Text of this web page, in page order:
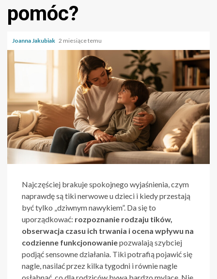
pomóc?
Joanna Jakubiak 2 miesiące temu
Najczęściej brakuje spokojnego wyjaśnienia, czym
naprawdę są tiki nerwowe u dzieci i kiedy przestają
być tylko „dziwnym nawykiem”. Da się to
uporządkować: rozpoznanie rodzaju tików,
obserwacja czasu ich trwania i ocena wpływu na
codzienne funkcjonowaniepozwalają szybciej
podjąć sensowne działania. Tiki potrafią pojawić się
nagle, nasilać przez kilka tygodni i równie nagle